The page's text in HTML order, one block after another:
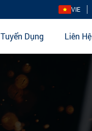
VIE
Tuyển Dụng Liên Hệ